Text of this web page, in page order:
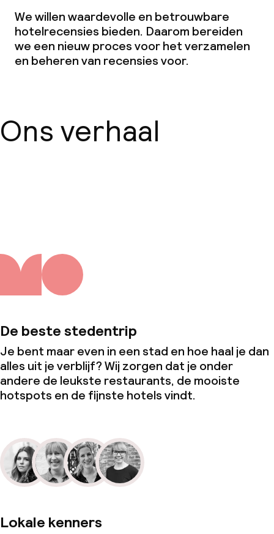
We willen waardevolle en betrouwbare
hotelrecensies bieden. Daarom bereiden
we een nieuw proces voor het verzamelen
en beheren van recensies voor.
Ons verhaal
De beste stedentrip
Je bent maar even in een stad en hoe haal je dan
alles uit je verblijf? Wij zorgen dat je onder
andere de leukste restaurants, de mooiste
hotspots en de fijnste hotels vindt.
Lokale kenners